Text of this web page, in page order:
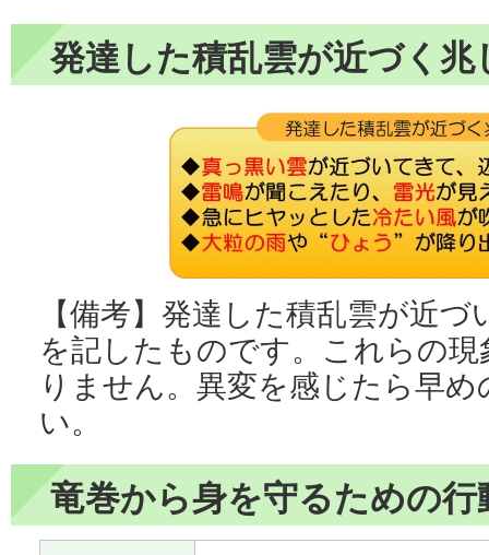
発達した積乱雲が近づく
【備考】発達した積乱雲が近
を記したものです。これらの
りません。異変を感じたら早
い。
竜巻から身を守るための行